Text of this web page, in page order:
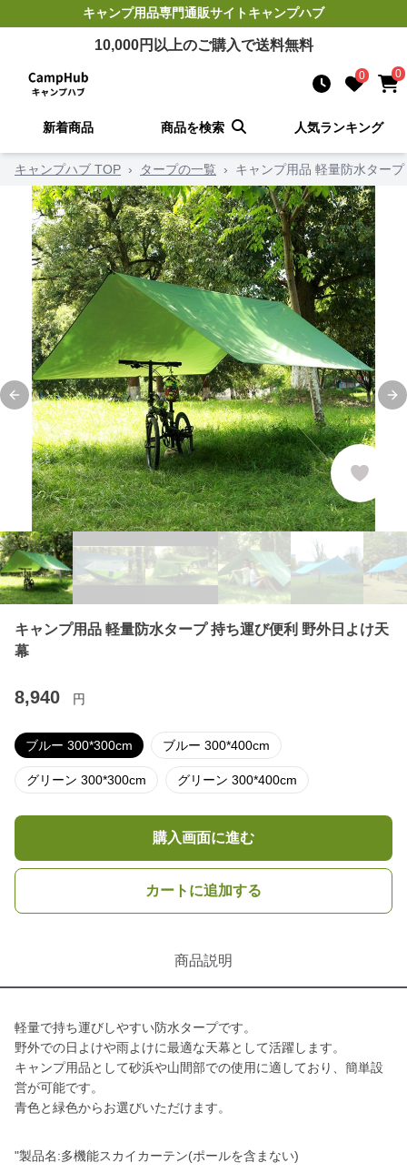
キャンプ用品専門通販サイトキャンプハブ
10,000円以上のご購入で送料無料
0 0
新着商品 商品を検索 人気ランキング
キャンプハブ TOP › タープの一覧 › キャンプ用品 軽量防水ター
Previous slide
キャンプ用品 軽量防水タープ 持ち運び便利 野外日よけ天
幕
8,940 円
ブルー 300*300cm ブルー 300*400cm
グリーン 300*300cm グリーン 300*400cm
購入画面に進む
カートに追加する
商品説明
軽量で持ち運びしやすい防水タープです。
野外での日よけや雨よけに最適な天幕として活躍します。
キャンプ用品として砂浜や山間部での使用に適しており、簡単設
営が可能です。
青色と緑色からお選びいただけます。
"製品名:多機能スカイカーテン(ポールを含まない)